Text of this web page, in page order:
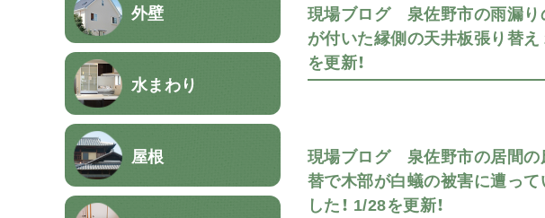
外壁
水まわり
屋根
現場ブログ 泉佐野市の雨漏り
が付いた縁側の天井板張り替え
を更新！
現場ブログ 泉佐野市の居間の
替で木部が白蟻の被害に遭って
した！ 1/28を更新！